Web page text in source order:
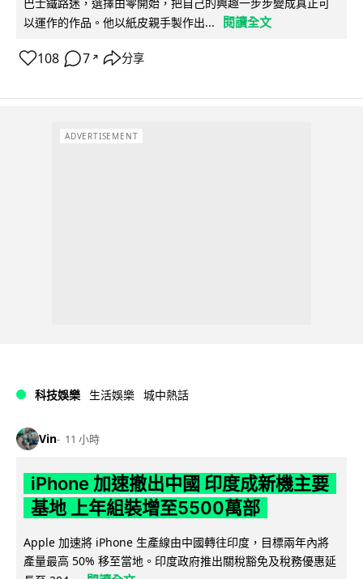
以運作的作品。他以紙皮親手製作出...
閱讀全文
108 7 ↗ 分享
ADVERTISEMENT
科技娛樂 生活娛樂 城中熱話
Vin 11 小時
iPhone 加速撤出中國 印度成新機主要
基地 上年組裝增至5500萬部
Apple 加速將 iPhone 生產線由中國轉往印度，目標兩年內將
產量最高 50% 移至當地。印度政府推出關稅豁免及稅務優惠延